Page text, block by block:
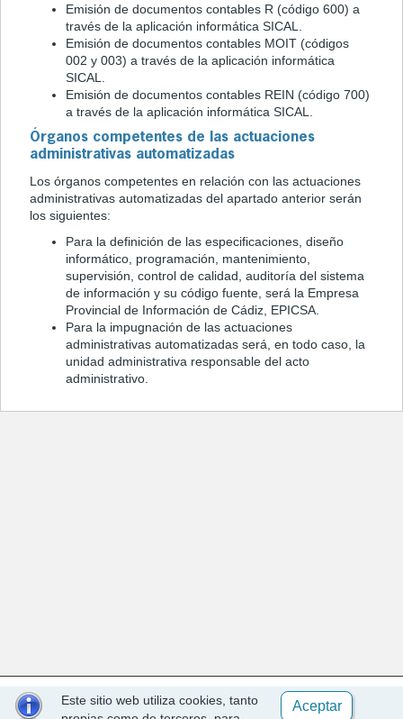
Emisión de documentos contables R (código 600) a
través de la aplicación informática SICAL.
Emisión de documentos contables MOIT (códigos
002 y 003) a través de la aplicación informática
SICAL.
Emisión de documentos contables REIN (código 700)
a través de la aplicación informática SICAL.
Órganos competentes de las actuaciones
administrativas automatizadas
Los órganos competentes en relación con las actuaciones
administrativas automatizadas del apartado anterior serán
los siguientes:
Para la definición de las especificaciones, diseño
informático, programación, mantenimiento,
supervisión, control de calidad, auditoría del sistema
de información y su código fuente, será la Empresa
Provincial de Información de Cádiz, EPICSA.
Para la impugnación de las actuaciones
administrativas automatizadas será, en todo caso, la
unidad administrativa responsable del acto
administrativo.
Aceptar
Este sitio web utiliza cookies, tanto